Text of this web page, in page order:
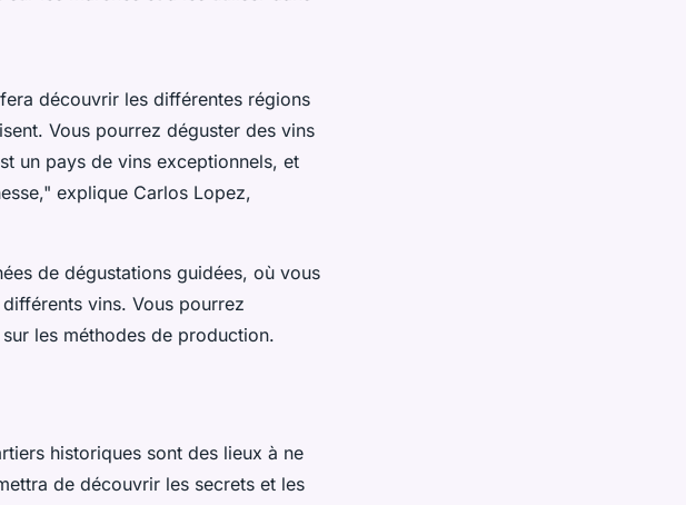
découvrir les différentes régions
Vous pourrez déguster des vins
un pays de vins exceptionnels, et
explique Carlos Lopez,
de dégustations guidées, où vous
vins. Vous pourrez
les méthodes de production.
historiques sont des lieux à ne
de découvrir les secrets et les